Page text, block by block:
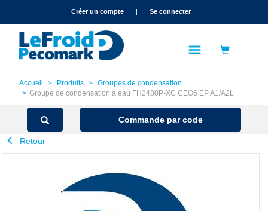
text.skipToNavigationCréer un compte | Se connecter
Accueil Produits
Groupes de condensation
Groupe de condensation à eau FH2480P-XC CEO6 EP A1/A2L
Commande par code
Retour